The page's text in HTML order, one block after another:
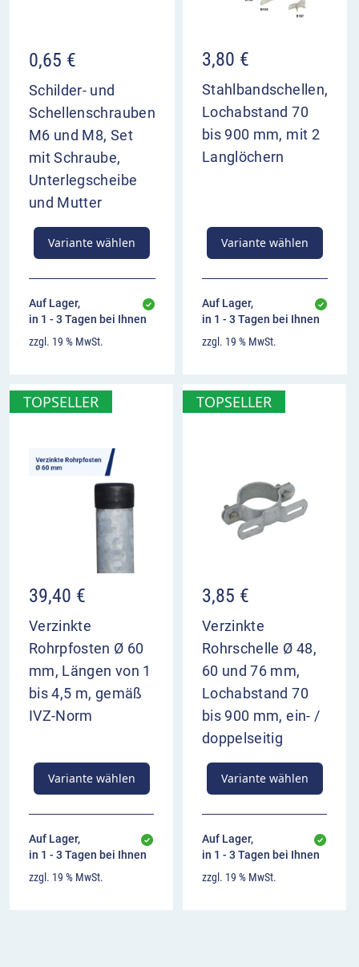
VZ 432-20 Pfeilwegweiser zu Zielen mit
erheblicher Verkehrsbedeutung,
rechtsweisend im Überblick
zeigt die Abbiegerichtung zum Ziel an
Orientierungshilfe am Entscheidungspunkt
Anbringung hinter der Abbiegestelle
0,65 €
Schilder- und
Schellenschrauben
M6 und M8, Set
mit Schraube,
Unterlegscheibe
und Mutter
Variante wählen
Auf Lager,
in 1 - 3 Tagen bei Ihnen
zzgl. 19 % MwSt.
3,80 €
Stahlbandschellen,
Lochabstand 70
bis 900 mm, mit 2
Langlöchern
Variante wählen
Auf Lager,
in 1 - 3 Tagen bei Ihnen
zzgl. 19 % MwSt.
TOPSELLER
39,40 €
Verzinkte
Rohrpfosten Ø 60
mm, Längen von 1
bis 4,5 m, gemäß
IVZ-Norm
Variante wählen
Auf Lager,
in 1 - 3 Tagen bei Ihnen
zzgl. 19 % MwSt.
TOPSELLER
3,85 €
Verzinkte
Rohrschelle Ø 48,
60 und 76 mm,
Lochabstand 70
bis 900 mm, ein- /
doppelseitig
Variante wählen
Auf Lager,
in 1 - 3 Tagen bei Ihnen
zzgl. 19 % MwSt.